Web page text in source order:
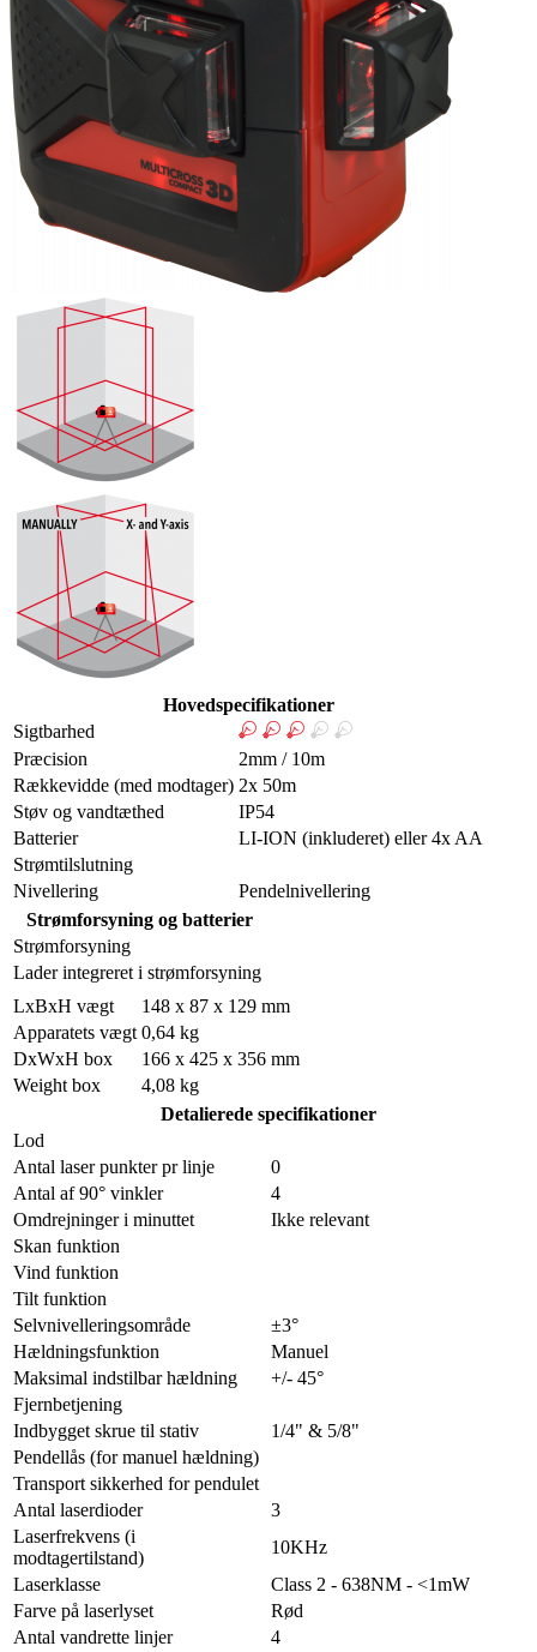
Hovedspecifikationer
Sigtbarhed
Præcision
2mm / 10m
Rækkevidde (med modtager) 2x 50m
Støv og vandtæthed
IP54
Batterier
LI-ION (inkluderet) eller 4x AA
Strømtilslutning
Nivellering
Pendelnivellering
Strømforsyning og batterier
Strømforsyning
Lader integreret i strømforsyning
LxBxH vægt
148 x 87 x 129 mm
Apparatets vægt 0,64 kg
DxWxH box
166 x 425 x 356 mm
Weight box
4,08 kg
Detalierede specifikationer
Lod
Antal laser punkter pr linje
0
Antal af 90° vinkler
4
Omdrejninger i minuttet
Ikke relevant
Skan funktion
Vind funktion
Tilt funktion
Selvnivelleringsområde
±3°
Hældningsfunktion
Manuel
Maksimal indstilbar hældning
+/- 45°
Fjernbetjening
Indbygget skrue til stativ
1/4" & 5/8"
Pendellås (for manuel hældning)
Transport sikkerhed for pendulet
Antal laserdioder
3
Laserfrekvens (i
modtagertilstand)
10KHz
Laserklasse
Class 2 - 638NM - <1mW
Farve på laserlyset
Rød
Antal vandrette linjer
4